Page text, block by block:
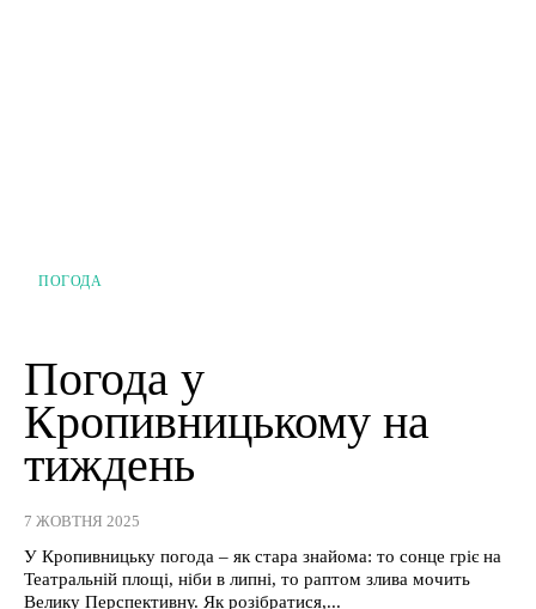
ПОГОДА
Погода у
Кропивницькому на
тиждень
7 ЖОВТНЯ 2025
У Кропивницьку погода – як стара знайома: то сонце гріє на
Театральній площі, ніби в липні, то раптом злива мочить
Велику Перспективну. Як розібратися,...